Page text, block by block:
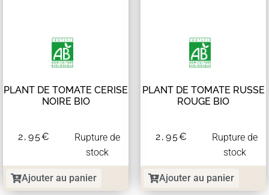
PLANT DE TOMATE CERISE
NOIRE BIO
2,95€
Rupture de
stock
Ajouter au panier
PLANT DE TOMATE RUSSE
ROUGE BIO
2,95€
Rupture de
stock
Ajouter au panier